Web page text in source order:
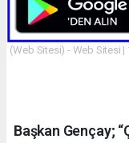
(Web Sitesi) - Web Sitesi |
Başkan Gençay;